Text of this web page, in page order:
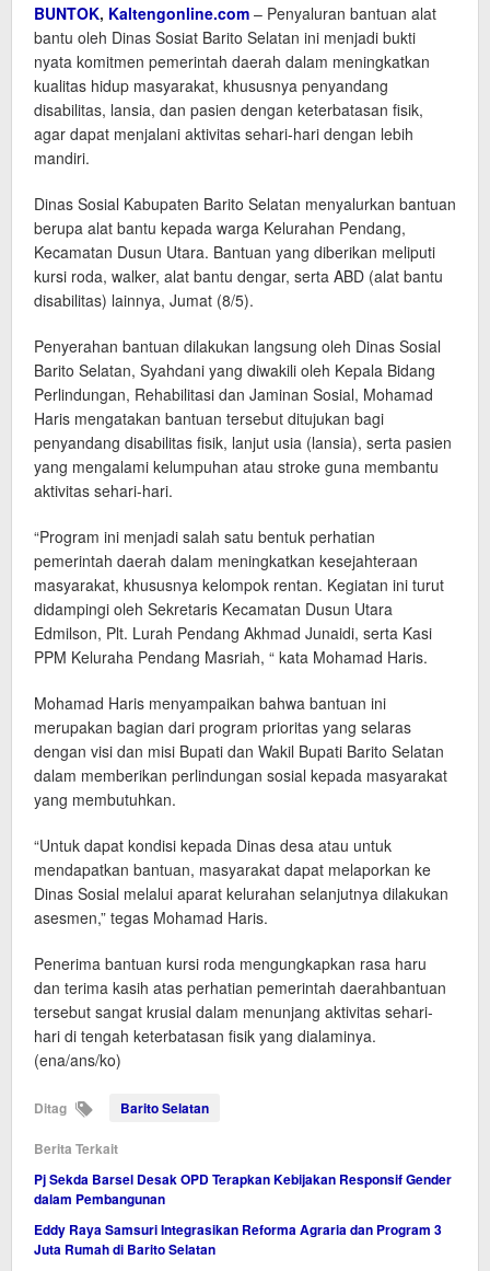
BUNTOK, Kaltengonline.com – Penyaluran bantuan alat
bantu oleh Dinas Sosiat Barito Selatan ini menjadi bukti
nyata komitmen pemerintah daerah dalam meningkatkan
kualitas hidup masyarakat, khususnya penyandang
disabilitas, lansia, dan pasien dengan keterbatasan fisik,
agar dapat menjalani aktivitas sehari-hari dengan lebih
mandiri.
Dinas Sosial Kabupaten Barito Selatan menyalurkan bantuan
berupa alat bantu kepada warga Kelurahan Pendang,
Kecamatan Dusun Utara. Bantuan yang diberikan meliputi
kursi roda, walker, alat bantu dengar, serta ABD (alat bantu
disabilitas) lainnya, Jumat (8/5).
Penyerahan bantuan dilakukan langsung oleh Dinas Sosial
Barito Selatan, Syahdani yang diwakili oleh Kepala Bidang
Perlindungan, Rehabilitasi dan Jaminan Sosial, Mohamad
Haris mengatakan bantuan tersebut ditujukan bagi
penyandang disabilitas fisik, lanjut usia (lansia), serta pasien
yang mengalami kelumpuhan atau stroke guna membantu
aktivitas sehari-hari.
“Program ini menjadi salah satu bentuk perhatian
pemerintah daerah dalam meningkatkan kesejahteraan
masyarakat, khususnya kelompok rentan. Kegiatan ini turut
didampingi oleh Sekretaris Kecamatan Dusun Utara
Edmilson, Plt. Lurah Pendang Akhmad Junaidi, serta Kasi
PPM Keluraha Pendang Masriah, “ kata Mohamad Haris.
Mohamad Haris menyampaikan bahwa bantuan ini
merupakan bagian dari program prioritas yang selaras
dengan visi dan misi Bupati dan Wakil Bupati Barito Selatan
dalam memberikan perlindungan sosial kepada masyarakat
yang membutuhkan.
“Untuk dapat kondisi kepada Dinas desa atau untuk
mendapatkan bantuan, masyarakat dapat melaporkan ke
Dinas Sosial melalui aparat kelurahan selanjutnya dilakukan
asesmen,” tegas Mohamad Haris.
Penerima bantuan kursi roda mengungkapkan rasa haru
dan terima kasih atas perhatian pemerintah daerahbantuan
tersebut sangat krusial dalam menunjang aktivitas sehari-
hari di tengah keterbatasan fisik yang dialaminya.
(ena/ans/ko)
Ditag Barito Selatan
Berita Terkait
Pj Sekda Barsel Desak OPD Terapkan Kebijakan Responsif Gender
dalam Pembangunan
Eddy Raya Samsuri Integrasikan Reforma Agraria dan Program 3
Juta Rumah di Barito Selatan